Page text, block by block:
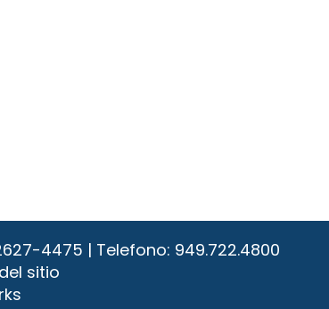
4475 | Telefono: 949.722.4800
sitio